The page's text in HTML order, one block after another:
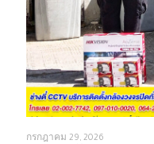
กรกฎาคม 29, 2026